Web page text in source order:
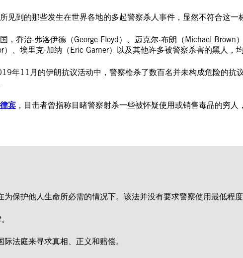
见到的那些发生在世界各地的多起警察杀人事件，显然不符合这一
，乔治·弗洛伊德（George Floyd）、迈克尔·布朗（Michael Brown
）、埃里克·加纳（Eric Garner）以及其他许多被警察杀害的黑人，均
年11月的伊朗抗议活动中，警察枪杀了数百名并未构成危险的抗
宾，目击者曾指称目睹警察射杀一些被怀疑使用或销售毒品的穷人
保护他人生命所必需的情况下。该法并没有要求警察使用最低程度
法庭来寻求真相、正义和赔偿。